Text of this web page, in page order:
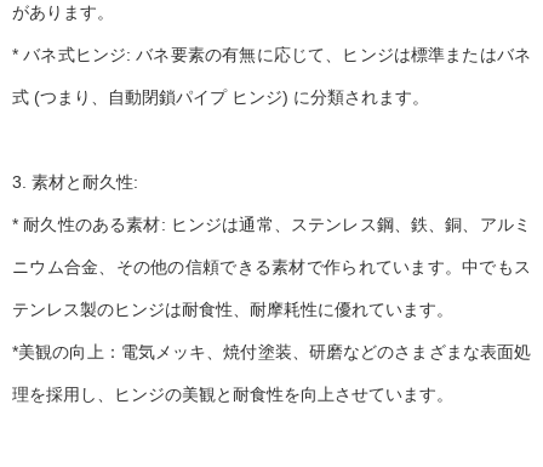
があります。
* バネ式ヒンジ: バネ要素の有無に応じて、ヒンジは標準またはバネ
式 (つまり、自動閉鎖パイプ ヒンジ) に分類されます。
3. 素材と耐久性:
* 耐久性のある素材: ヒンジは通常、ステンレス鋼、鉄、銅、アルミ
ニウム合金、その他の信頼できる素材で作られています。中でもス
テンレス製のヒンジは耐食性、耐摩耗性に優れています。
*美観の向上：電気メッキ、焼付塗装、研磨などのさまざまな表面処
理を採用し、ヒンジの美観と耐食性を向上させています。